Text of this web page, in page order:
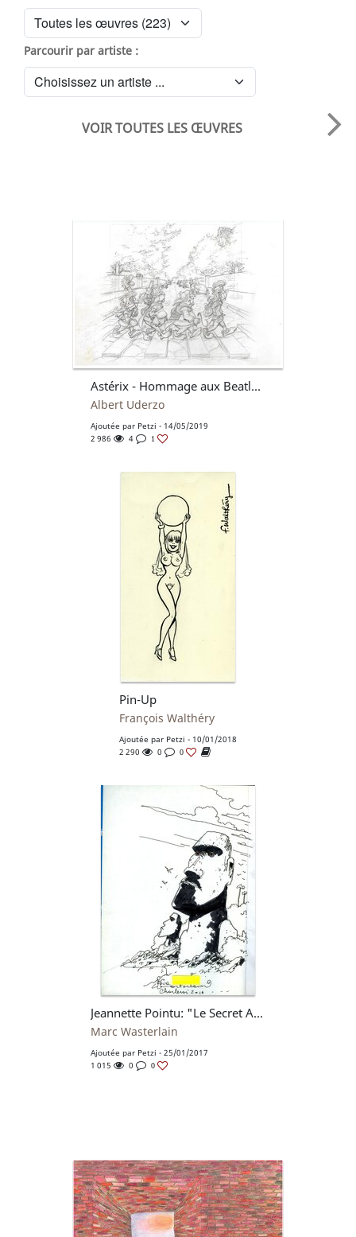
Parcourir par artiste :
VOIR TOUTES LES ŒUVRES
Astérix - Hommage aux Beatles - Voie romaine
Albert Uderzo
Ajoutée par Petzi - 14/05/2019
2 986
4 1
Pin-Up
François Walthéry
Ajoutée par Petzi - 10/01/2018
2 290
0 0
Jeannette Pointu: "Le Secret Atlante"
Marc Wasterlain
Ajoutée par Petzi - 25/01/2017
1 015
0 0